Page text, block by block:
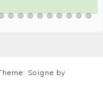
Soigne by